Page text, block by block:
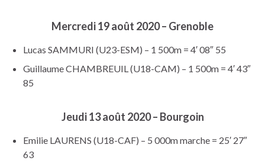
Mercredi 19 août 2020 – Grenoble
Lucas SAMMURI (U23-ESM) – 1 500m = 4′ 08″ 55
Guillaume CHAMBREUIL (U18-CAM) – 1 500m = 4′ 43″
85
Jeudi 13 août 2020 – Bourgoin
Emilie LAURENS (U18-CAF) – 5 000m marche = 25′ 27″
63